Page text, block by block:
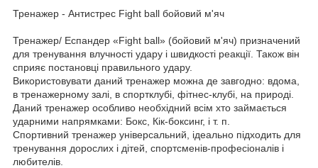
Тренажер - Антистрес Fight ball бойовий м'яч
Тренажер/ Еспандер «Fight ball» (бойовий м'яч) призначений
для тренування влучності удару і швидкості реакції. Також він
сприяє постановці правильного удару.
Використовувати даний тренажер можна де завгодно: вдома,
в тренажерному залі, в спортклубі, фітнес-клубі, на природі.
Даний тренажер особливо необхідний всім хто займається
ударними напрямками: Бокс, Кік-боксинг, і т. п.
Спортивний тренажер універсальний, ідеально підходить для
тренування дорослих і дітей, спортсменів-професіоналів і
любителів.